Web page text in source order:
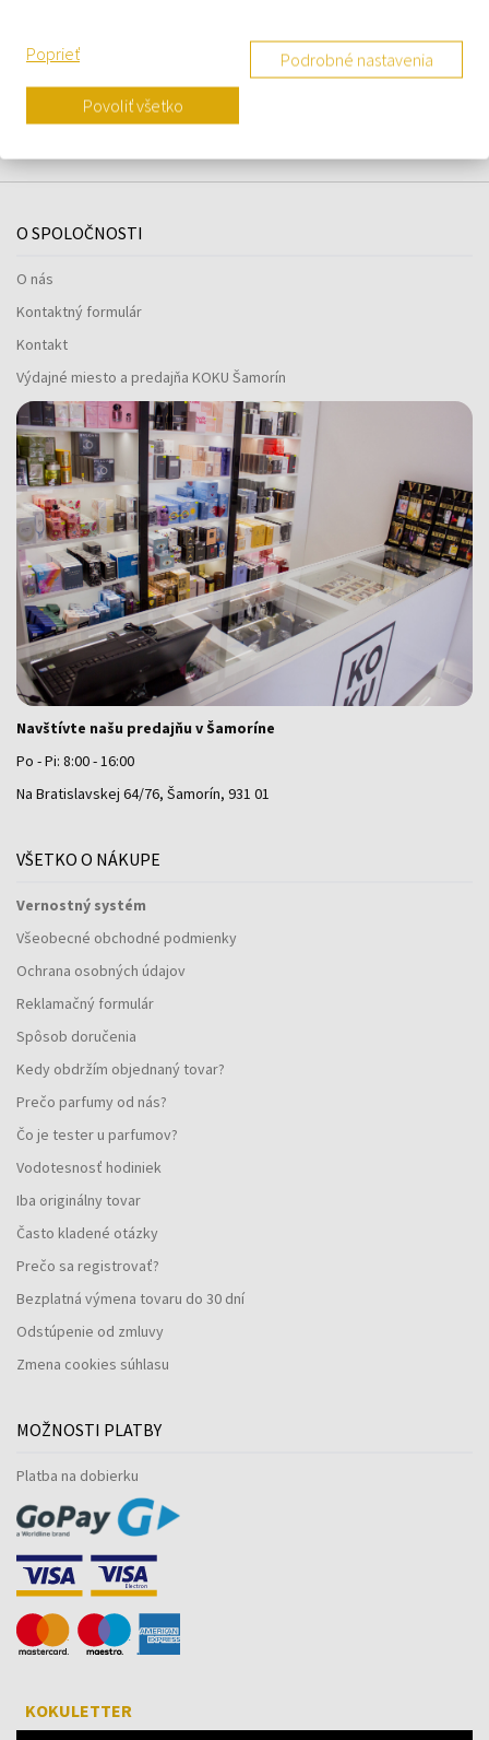
Náš výber na mieru presne pre
vás
O SPOLOČNOSTI
O nás
Kontaktný formulár
Kontakt
Výdajné miesto a predajňa KOKU Šamorín
Navštívte našu predajňu v Šamoríne
Po - Pi: 8:00 - 16:00
Na Bratislavskej 64/76, Šamorín, 931 01
VŠETKO O NÁKUPE
Vernostný systém
Všeobecné obchodné podmienky
Ochrana osobných údajov
Reklamačný formulár
Spôsob doručenia
Kedy obdržím objednaný tovar?
Prečo parfumy od nás?
Čo je tester u parfumov?
Vodotesnosť hodiniek
Iba originálny tovar
Často kladené otázky
Prečo sa registrovať?
Bezplatná výmena tovaru do 30 dní
Odstúpenie od zmluvy
Zmena cookies súhlasu
MOŽNOSTI PLATBY
Platba na dobierku
KOKULETTER
Poprieť Podrobné nastavenia
Povoliť všetko